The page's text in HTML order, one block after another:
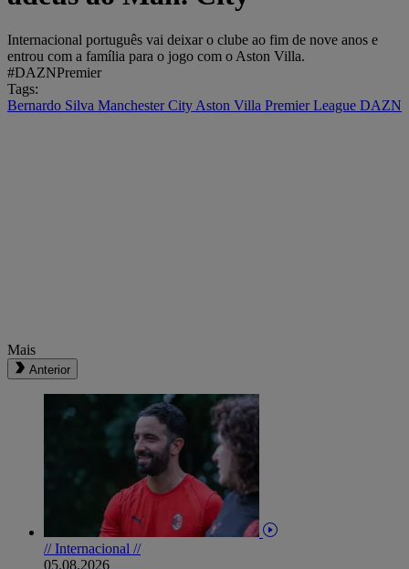
Internacional português vai deixar o clube ao fim de nove anos e
entrou com a família para o jogo com o Aston Villa.
#DAZNPremier
Tags:
Bernardo Silva Manchester City Aston Villa Premier League DAZN
Mais
Anterior
// Internacional //
05.08.2026